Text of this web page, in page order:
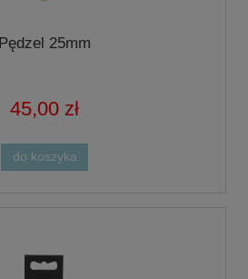
Pędzel 25mm
45,00 zł
do koszyka